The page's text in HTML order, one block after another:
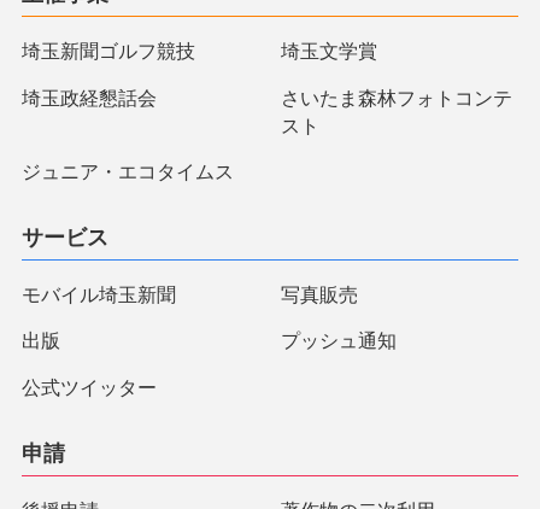
埼玉新聞ゴルフ競技 埼玉文学賞
埼玉政経懇話会
さいたま森林フォトコンテ
スト
ジュニア・エコタイムス
サービス
モバイル埼玉新聞 写真販売
出版 プッシュ通知
公式ツイッター
申請